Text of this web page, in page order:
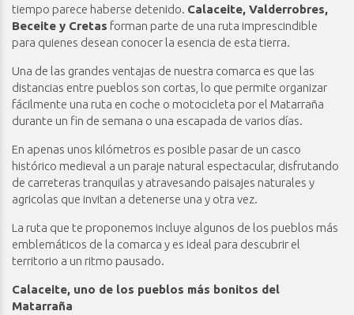
tiempo parece haberse detenido. Calaceite, Valderrobres,
Beceite y Cretas forman parte de una ruta imprescindible
para quienes desean conocer la esencia de esta tierra.
Una de las grandes ventajas de nuestra comarca es que las
distancias entre pueblos son cortas, lo que permite organizar
fácilmente una ruta en coche o motocicleta por el Matarraña
durante un fin de semana o una escapada de varios días.
En apenas unos kilómetros es posible pasar de un casco
histórico medieval a un paraje natural espectacular, disfrutando
de carreteras tranquilas y atravesando paisajes naturales y
agricolas que invitan a detenerse una y otra vez.
La ruta que te proponemos incluye algunos de los pueblos más
emblemáticos de la comarca y es ideal para descubrir el
territorio a un ritmo pausado.
Calaceite, uno de los pueblos más bonitos del
Matarraña